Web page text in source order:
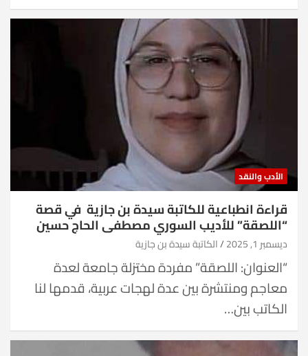
الأدب والنقد
قراءة انطباعية للكاتبة سيدة بن جازية في قصة
“اللصقة” للأديب السوري مصطفى الحاج حسين
ديسمبر 1, 2025 الكاتبة سيدة بن جازية
“العنوان: اللصقة” مفردة مختزلة جامعة لعدة
معاجم ومنتشرة بين عدة لهجات عربية، قدمها لنا
الكاتب بين…